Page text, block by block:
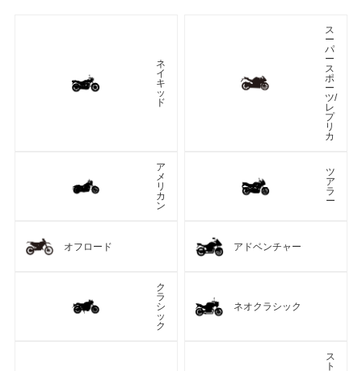
ネ
イ
キ
ッ
ド
ス
ー
パ
ー
ス
ポ
ー
ツ/
レ
プ
リ
カ
ア
メ
リ
カ
ン
ツ
ア
ラ
ー
オフロード アドベンチャー
ク
ラ
シ
ッ
ク
ネオクラシック
ス
ト